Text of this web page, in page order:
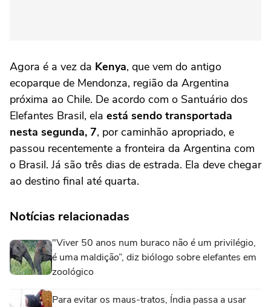
Agora é a vez da Kenya, que vem do antigo
ecoparque de Mendonza, região da Argentina
próxima ao Chile. De acordo com o Santuário dos
Elefantes Brasil, ela está sendo transportada
nesta segunda, 7, por caminhão apropriado, e
passou recentemente a fronteira da Argentina com
o Brasil. Já são três dias de estrada. Ela deve chegar
ao destino final até quarta.
Notícias relacionadas
"Viver 50 anos num buraco não é um privilégio,
é uma maldição”, diz biólogo sobre elefantes em
zoológico
Para evitar os maus-tratos, Índia passa a usar